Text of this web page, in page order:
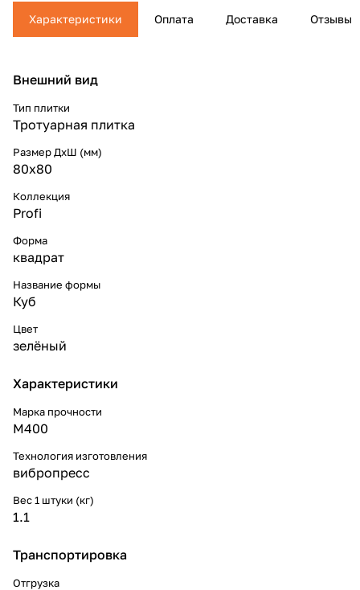
Характеристики Оплата Доставка Отзывы
Внешний вид
Тип плитки
Тротуарная плитка
Размер ДхШ (мм)
80x80
Коллекция
Profi
Форма
квадрат
Название формы
Куб
Цвет
зелёный
Характеристики
Марка прочности
М400
Технология изготовления
вибропресс
Вес 1 штуки (кг)
1.1
Транспортировка
Отгрузка